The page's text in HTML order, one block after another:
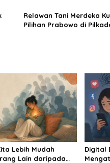
Relawan Tani Merdeka
Pilihan Prabowo di
Lebih Mudah
Lain daripada
Digital